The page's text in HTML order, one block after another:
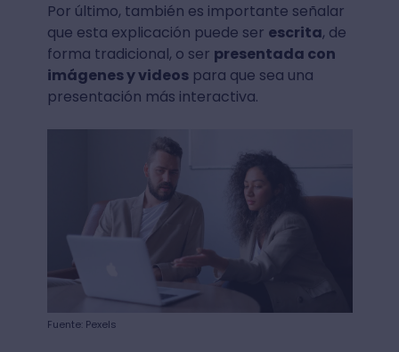
Por último, también es importante señalar
que esta explicación puede ser escrita, de
forma tradicional, o ser presentada con
imágenes y videospara que sea una
presentación más interactiva.
Fuente: Pexels